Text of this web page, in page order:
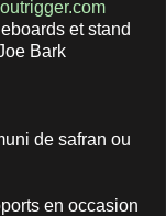
et stand
Bark
de safran ou
en occasion